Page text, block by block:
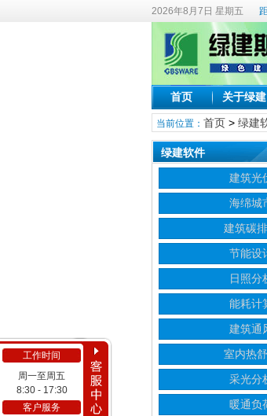
2026年8月7日 星期五
首页 关于绿建
当前位置： 首页> 绿建
绿建软件
建筑光
海绵城
建筑碳
节能设
日照分
能耗计
建筑通
室内热
采光分
暖通负
工作时间
周一至周五
8:30 - 17:30
客户服务